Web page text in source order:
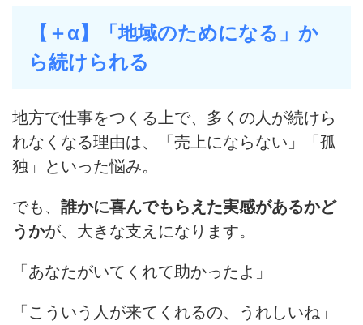
【＋α】「地域のためになる」か
ら続けられる
地方で仕事をつくる上で、多くの人が続けら
れなくなる理由は、「売上にならない」「孤
独」といった悩み。
でも、 誰かに喜んでもらえた実感があるかど
うかが、大きな支えになります。
「あなたがいてくれて助かったよ」
「こういう人が来てくれるの、うれしいね」